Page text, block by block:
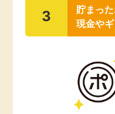
特集一覧
ヘルプセンター
3
貯まっ
現金や